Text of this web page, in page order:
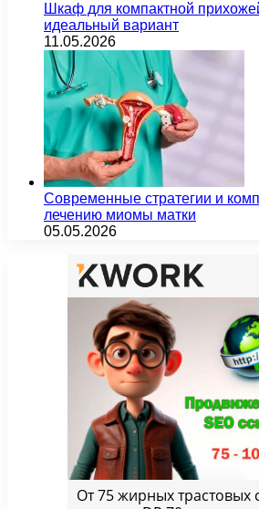
Шкаф для компактной
идеальный вариант
11.05.2026
Современные стратегии и
лечению миомы матки
05.05.2026